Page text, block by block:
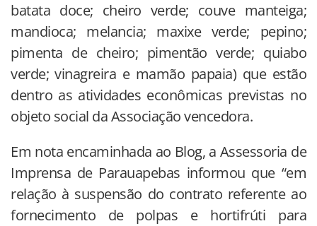
batata doce; cheiro verde; couve manteiga;
mandioca; melancia; maxixe verde; pepino;
pimenta de cheiro; pimentão verde; quiabo
verde; vinagreira e mamão papaia) que estão
dentro as atividades econômicas previstas no
objeto social da Associação vencedora.
Em nota encaminhada ao Blog, a Assessoria de
Imprensa de Parauapebas informou que “em
relação à suspensão do contrato referente ao
fornecimento de polpas e hortifrúti para